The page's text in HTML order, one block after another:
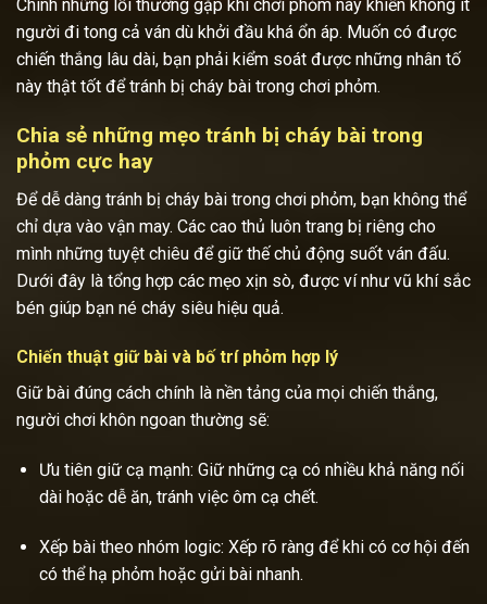
Chính những lỗi thường gặp khi chơi phỏm này khiến không ít
người đi tong cả ván dù khởi đầu khá ổn áp. Muốn có được
chiến thắng lâu dài, bạn phải kiểm soát được những nhân tố
này thật tốt để tránh bị cháy bài trong chơi phỏm.
Chia sẻ những mẹo tránh bị cháy bài trong
phỏm cực hay
Để dễ dàng tránh bị cháy bài trong chơi phỏm, bạn không thể
chỉ dựa vào vận may. Các cao thủ luôn trang bị riêng cho
mình những tuyệt chiêu để giữ thế chủ động suốt ván đấu.
Dưới đây là tổng hợp các mẹo xịn sò, được ví như vũ khí sắc
bén giúp bạn né cháy siêu hiệu quả.
Chiến thuật giữ bài và bố trí phỏm hợp lý
Giữ bài đúng cách chính là nền tảng của mọi chiến thắng,
người chơi khôn ngoan thường sẽ:
Ưu tiên giữ cạ mạnh: Giữ những cạ có nhiều khả năng nối
dài hoặc dễ ăn, tránh việc ôm cạ chết.
Xếp bài theo nhóm logic: Xếp rõ ràng để khi có cơ hội đến
có thể hạ phỏm hoặc gửi bài nhanh.